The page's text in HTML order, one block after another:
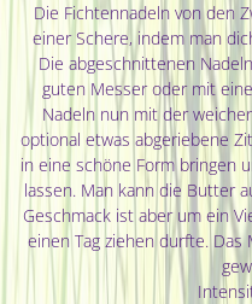
Die Fichtennadeln von den
einer Schere, indem man
Die abgeschnittenen
guten Messer oder mit
Nadeln nun mit der
optional etwas abgeriebene
in eine schöne Form bringen
lassen. Man kann die Butter
Geschmack ist aber um ein
einen Tag ziehen durfte.